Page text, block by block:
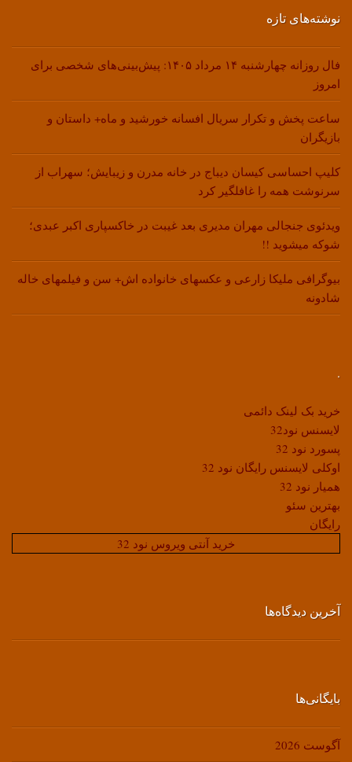
نوشته‌های تازه
فال روزانه چهارشنبه ۱۴ مرداد ۱۴۰۵: پیش‌بینی‌های شخصی برای
امروز
ساعت پخش و تکرار سریال افسانه خورشید و ماه+ داستان و
بازیگران
کلیپ احساسی کیسان دیباج در خانه مدرن و زیبایش؛ سهراب از
سرنوشت همه را غافلگیر کرد
ویدئوی جنجالی مهران مدیری بعد غیبت در خاکسپاری اکبر عبدی؛
شوکه میشوید !!
بیوگرافی ملیکا زارعی و عکسهای خانواده اش+ سن و فیلمهای خاله
شادونه
.
خرید بک لینک دائمی
لایسنس نود32
پسورد نود 32
اوکلی لایسنس رایگان نود 32
همیار نود 32
بهترین سئو
رایگان
خرید آنتی ویروس نود 32
آخرین دیدگاه‌ها
بایگانی‌ها
آگوست 2026